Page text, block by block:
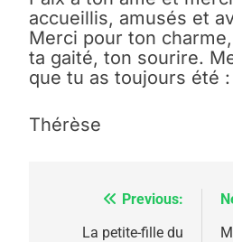
accueillis, amusés et
Merci pour ton
ta gaité, ton sourire.
que tu as toujours été :
Thérèse
NavigationPrevious:
La petite-fille du